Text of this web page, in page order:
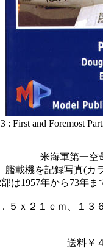
: First and Foremost
米海軍第一空
艦載機を記録写真(カ
は1957年から73年
５ｘ２１ｃｍ、１３
送料￥